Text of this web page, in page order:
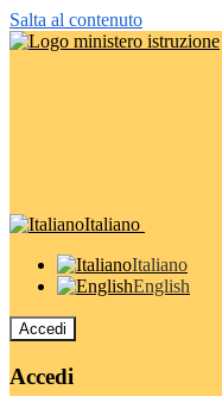
Salta al contenuto
Italiano
Italiano
English
Accedi
Accedi